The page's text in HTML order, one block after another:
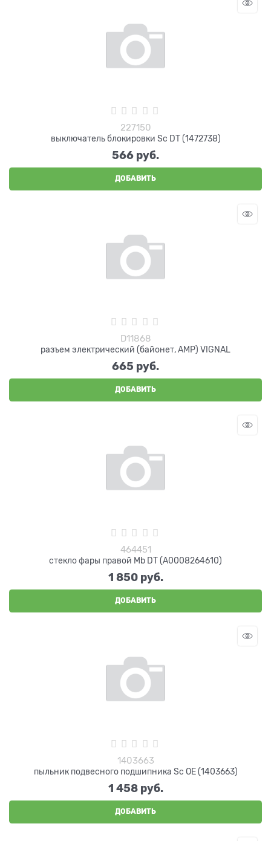
227150
выключатель блокировки Sc DT (1472738)
566 руб.
ДОБАВИТЬ
D11868
разъем электрический (байонет, AMP) VIGNAL
665 руб.
ДОБАВИТЬ
464451
стекло фары правой Mb DT (A0008264610)
1 850 руб.
ДОБАВИТЬ
1403663
пыльник подвесного подшипника Sc OE (1403663)
1 458 руб.
ДОБАВИТЬ